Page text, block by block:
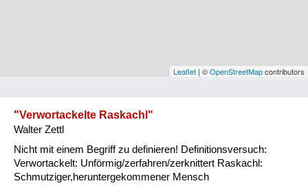
Vorarlberg
Natur und Landwirtschaft
Leaflet | ©OpenStreetMapcontributors
"Verwortackelte Raskachl"
Walter Zettl
Nicht mit einem Begriff zu definieren! Definitionsversuch:
Verwortackelt: Unförmig/zerfahren/zerknittert Raskachl:
Schmutziger,heruntergekommener Mensch